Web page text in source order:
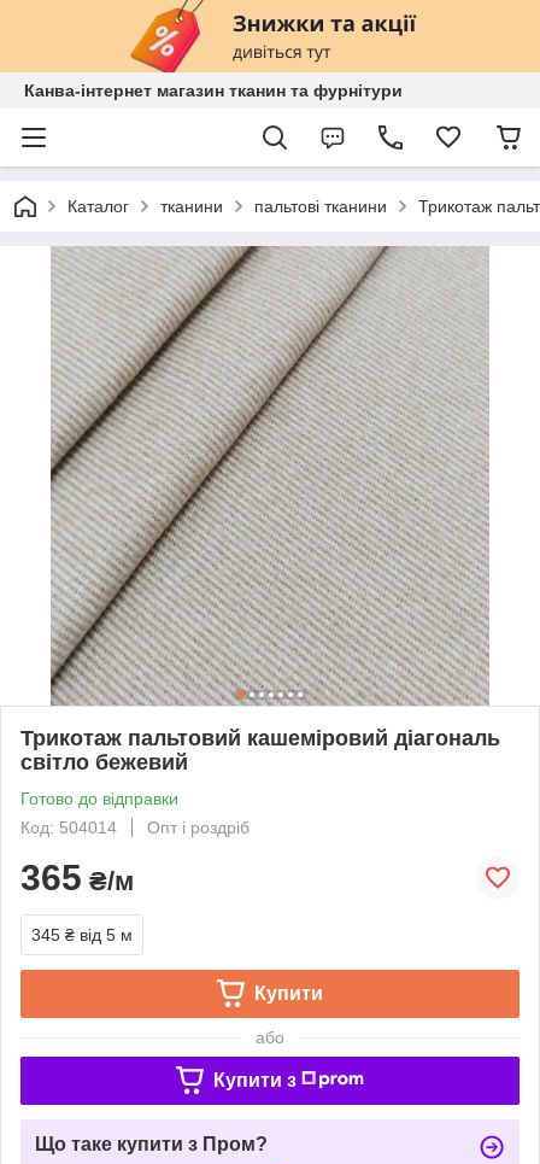
Канва-інтернет магазин тканин та фурнітури
Каталог тканини пальтові тканини Трикотаж
Трикотаж пальтовий кашеміровий діагональ
світло бежевий
Готово до відправки
Код: 504014
Опт і роздріб
365 ₴/м
345 ₴ від 5 м
Купити
або
Купити з
Що таке купити з Пром?